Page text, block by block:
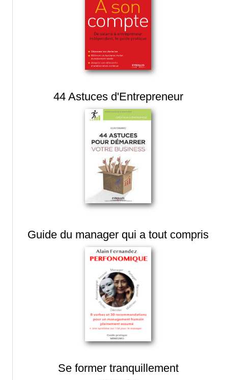
44 Astuces d'Entrepreneur
Guide du manager qui a tout compris
Se former tranquillement